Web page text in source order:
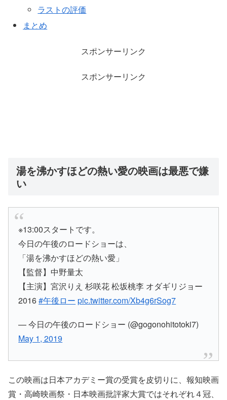
ラストの評価
まとめ
スポンサーリンク
スポンサーリンク
湯を沸かすほどの熱い愛の映画は最悪で嫌
い
※13:00スタートです。
今日の午後のロードショーは、
「湯を沸かすほどの熱い愛」
【監督】中野量太
【主演】宮沢りえ 杉咲花 松坂桃李 オダギリジョー
2016#午後ロー pic.twitter.com/Xb4g6rSog7
— 今日の午後のロードショー (@gogonohitotoki7)
May 1, 2019
この映画は日本アカデミー賞の受賞を皮切りに、 報知映画
賞・高崎映画祭・日本映画批評家大賞ではそれぞれ４冠、